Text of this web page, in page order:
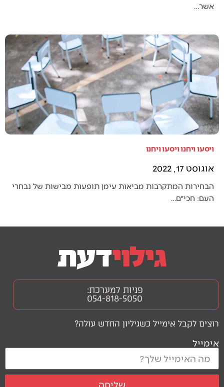
אשר…
ויסעו ויחנו ויסעו ויחנו
אוגוסט 17, 2022
הבחירות המתקרבות מביאות עימן תופעות מבישות של נבחרי
העם: חכי״ם…
רוצים לקבל אימייל כשגיליון החדש עולה?
אימייל
שליחה
פניות למערכת:
054-818-5050